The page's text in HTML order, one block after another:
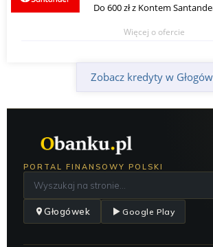
Do 600 zł z Kontem
Więcej o ofercie
Zobacz kredyty w
PORTAL FINANSOWY POLSKI
Głogówek Google Play